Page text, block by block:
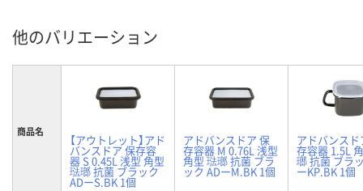
他のバリエーション
商品名
【アウトレット】アド
バンスドア 保存容
器 S 0.45L 浅型 角型
琺瑯 抗菌 ブラック
ADーS.BK 1個
アドバンスドア 保
存容器 M 0.76L 浅型
角型 琺瑯 抗菌 ブラ
ック ADーM.BK 1個
アドバンスド
存容器 1.5L
瑯 抗菌 ブラ
ーKP.BK 1個